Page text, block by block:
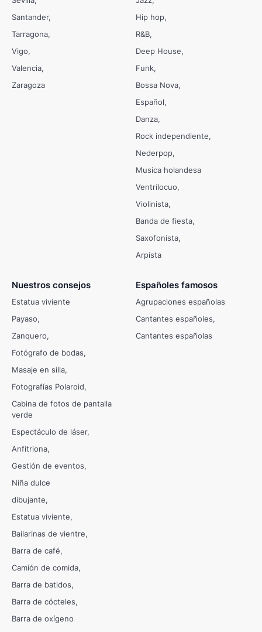
Santander
Tarragona
Vigo
Valencia
Zaragoza
Hip hop
R&B
Deep House
Funk
Bossa Nova
Español
Danza
Rock independiente
Nederpop
Musica holandesa
Ventrílocuo
Violinista
Banda de fiesta
Saxofonista
Arpista
Nuestros consejos
Estatua viviente
Payaso
Zanquero
Fotógrafo de bodas
Masaje en silla
Fotografías Polaroid
Cabina de fotos de pantalla
verde
Espectáculo de láser
Anfitriona
Gestión de eventos
Niña dulce
dibujante
Estatua viviente
Bailarinas de vientre
Barra de café
Camión de comida
Barra de batidos
Barra de cócteles
Barra de oxígeno
Españoles famosos
Agrupaciones españolas
Cantantes españoles
Cantantes españolas